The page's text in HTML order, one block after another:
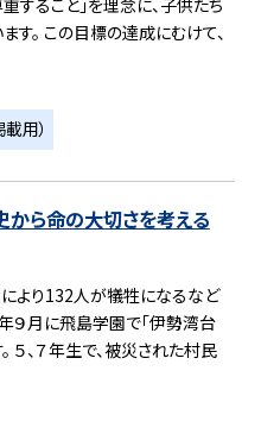
す。 この目標の達成にむけて、
用）
から命の大切さを考える
より132人が犠牲になるなど
９月に飛島学園で「伊勢湾台
５、７年生で、被災された村民